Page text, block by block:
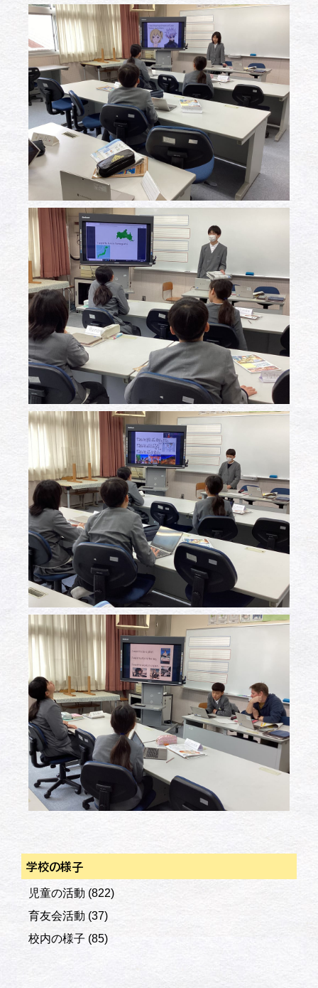
学校の様子
児童の活動 (822)
育友会活動 (37)
校内の様子 (85)